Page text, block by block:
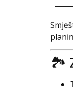
🏞️